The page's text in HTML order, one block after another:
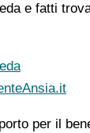
e fatti
per il